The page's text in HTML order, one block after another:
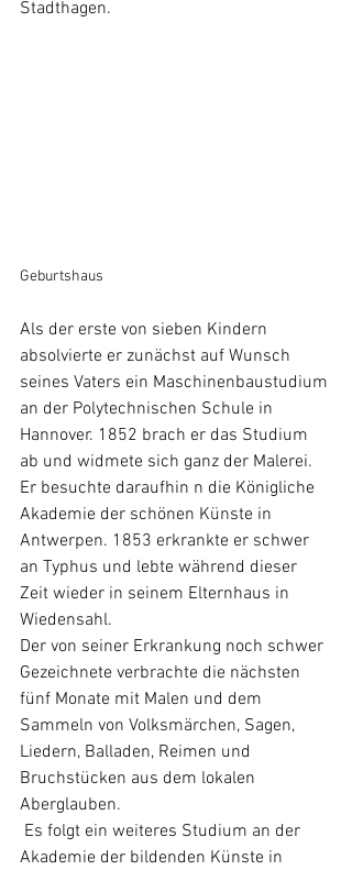
Stadthagen.
Geburtshaus
Als der erste von sieben Kindern
absolvierte er zunächst auf Wunsch
seines Vaters ein Maschinenbaustudium
an der Polytechnischen Schule in
Hannover. 1852 brach er das Studium
ab und widmete sich ganz der Malerei.
Er besuchte daraufhin n die Königliche
Akademie der schönen Künste in
Antwerpen. 1853 erkrankte er schwer
an Typhus und lebte während dieser
Zeit wieder in seinem Elternhaus in
Wiedensahl.
Der von seiner Erkrankung noch schwer
Gezeichnete verbrachte die nächsten
fünf Monate mit Malen und dem
Sammeln von Volksmärchen, Sagen,
Liedern, Balladen, Reimen und
Bruchstücken aus dem lokalen
Aberglauben.
Es folgt ein weiteres Studium an der
Akademie der bildenden Künste in